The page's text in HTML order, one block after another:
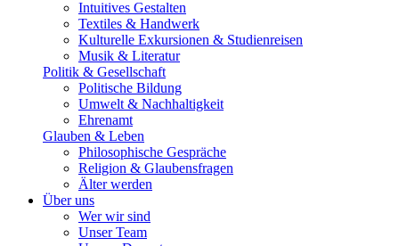
Intuitives Gestalten
Textiles & Handwerk
Kulturelle Exkursionen & Studienreisen
Musik & Literatur
Politik & Gesellschaft
Politische Bildung
Umwelt & Nachhaltigkeit
Ehrenamt
Glauben & Leben
Philosophische Gespräche
Religion & Glaubensfragen
Älter werden
Über uns
Wer wir sind
Unser Team